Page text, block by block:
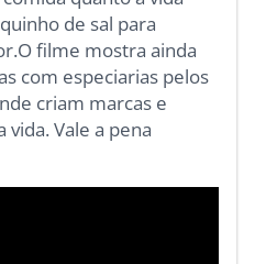
de sal para
filme mostra ainda
com especiarias pelos
criam marcas e
Vale a pena